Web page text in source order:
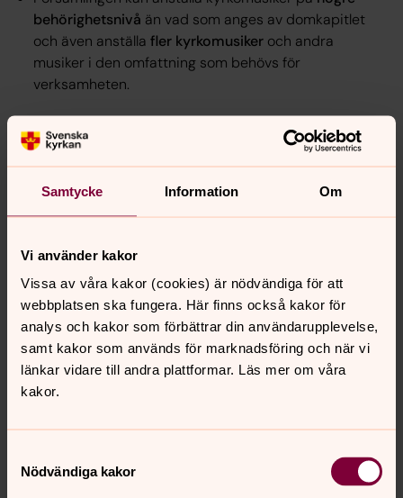
Samtycke Information Om
Vi använder kakor
Vissa av våra kakor (cookies) är nödvändiga för att
webbplatsen ska fungera. Här finns också kakor för
analys och kakor som förbättrar din användarupplevelse,
samt kakor som används för marknadsföring och när vi
länkar vidare till andra plattformar. Läs mer om våra
kakor.
Nödvändiga kakor
behörighetsnivå än vad som anges av domkapitlet
och även anställafler kyrkomusiker och andra
musiker i den omfattning som behövs för
verksamheten.
Utbildning och arbetsuppgifter
Utbildningstiden förbereder alla kyrkomusiker för
liknande arbetsuppgifter, oavsett utbildningens
längd. Kärnan ärorgelspelochkör- och
Begreppetförsteorganist
befattningshavare har lång och fördjupad
utbildningsbakgrund, men medför inte i sig några
specifika arbetsuppgifter.
Läs mer
Uppdrag
Utbildning